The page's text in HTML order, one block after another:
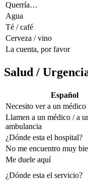
Querría…
Agua
Té / café
Cerveza / vino
La cuenta, por favor
Salud /
Español
Necesito ver a un médico
Llamen a un médico / a
ambulancia
¿Dónde esta el hospital?
No me encuentro muy
Me duele aquí
¿Dónde esta el servicio?